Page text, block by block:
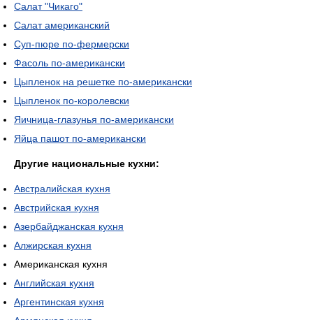
Салат "Чикаго"
Салат американский
Суп-пюре по-фермерски
Фасоль по-американски
Цыпленок на решетке по-американски
Цыпленок по-королевски
Яичница-глазунья по-американски
Яйца пашот по-американски
Другие национальные кухни:
Австралийская кухня
Австрийская кухня
Азербайджанская кухня
Алжирская кухня
Американская кухня
Английская кухня
Аргентинская кухня